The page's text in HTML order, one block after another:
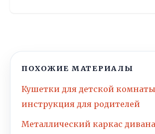
ПОХОЖИЕ МАТЕРИАЛЫ
Кушетки для детской
инструкция для родителей
Металлический каркас